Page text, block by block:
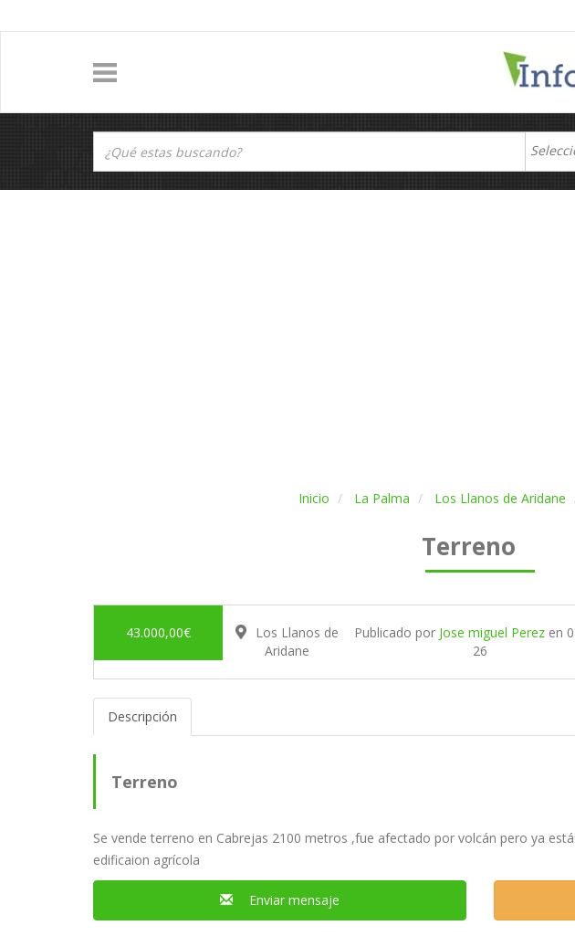
Inicio La Palma Los Llanos de Aridane
Terreno
43.000,00€
Los Llanos de
Aridane
Publicado por Jose miguel Perez en
26
Descripción
Terreno
Se vende terreno en Cabrejas 2100 metros ,fue afectado por volcán pero ya
edificaion agrícola
Enviar mensaje